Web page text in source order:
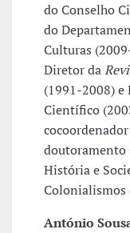
do Conselho
do
Culturas
Diretor da
(1991-2008) e
Científico
doutoramento
História e
Colonialismos
António